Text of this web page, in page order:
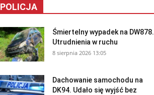
POLICJA
Śmiertelny wypadek na DW878.
Utrudnienia w ruchu
8 sierpnia 2026 13:05
Dachowanie samochodu na
DK94. Udało się wyjść bez